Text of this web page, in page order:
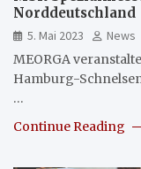
Norddeutschland
5. Mai 2023
News
MEORGA
Hamburg-
…
Continue Reading